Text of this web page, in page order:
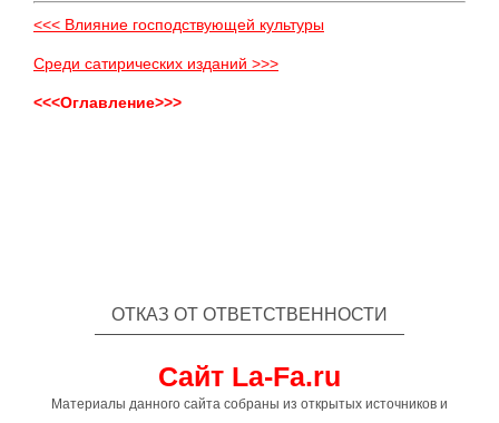
<<< Влияние господствующей культуры
Среди сатирических изданий >>>
<<<Оглавление>>>
ОТКАЗ ОТ ОТВЕТСТВЕННОСТИ
Сайт La-Fa.ru
Материалы данного сайта собраны из открытых источников и